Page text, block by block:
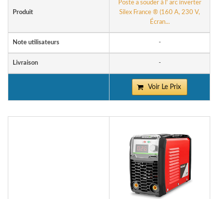
Produit
Poste a souder à l' arc inverter
Silex France ® (160 A, 230 V,
Écran...
Note utilisateurs -
Livraison -
Voir Le Prix